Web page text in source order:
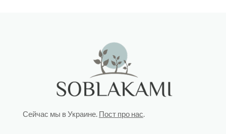
Сейчас мы в Украине. Пост про нас.